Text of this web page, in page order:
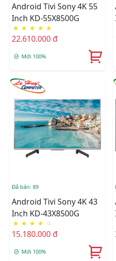
Android Tivi Sony 4K 55
Inch KD-55X8500G
★ ★ ★ ★ ★
22.610.000 đ
Mới 100%
Đã bán: 89
Android Tivi Sony 4K 43
Inch KD-43X8500G
★ ★ ★ ★ ☆
15.180.000 đ
Mới 100%